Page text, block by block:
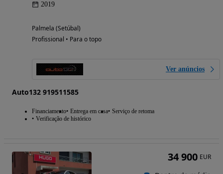
2019
Palmela (Setúbal)
Profissional • Para o topo
Ver anúncios
Auto132 919511585
Financiamento Entrega em casa Serviço de retoma
Verificação de histórico
34 900 EUR